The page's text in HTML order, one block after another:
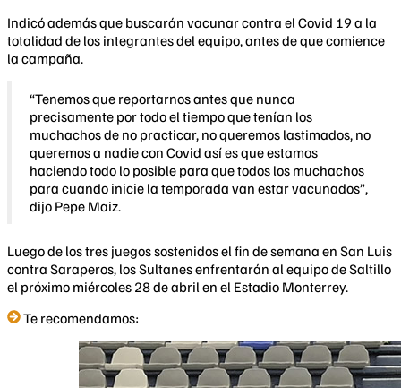
Indicó además que buscarán vacunar contra el Covid 19 a la
totalidad de los integrantes del equipo, antes de que comience
la campaña.
“Tenemos que reportarnos antes que nunca
precisamente por todo el tiempo que tenían los
muchachos de no practicar, no queremos lastimados, no
queremos a nadie con Covid así es que estamos
haciendo todo lo posible para que todos los muchachos
para cuando inicie la temporada van estar vacunados”,
dijo Pepe Maiz.
Luego de los tres juegos sostenidos el fin de semana en San Luis
contra Saraperos, los Sultanes enfrentarán al equipo de Saltillo
el próximo miércoles 28 de abril en el Estadio Monterrey.
Te recomendamos: